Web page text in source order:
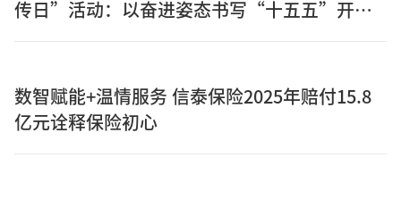
传日”活动：以奋进姿态书写“十五五”开局
数智赋能+温情服务 信泰保险2025年赔付15.8
亿元诠释保险初心